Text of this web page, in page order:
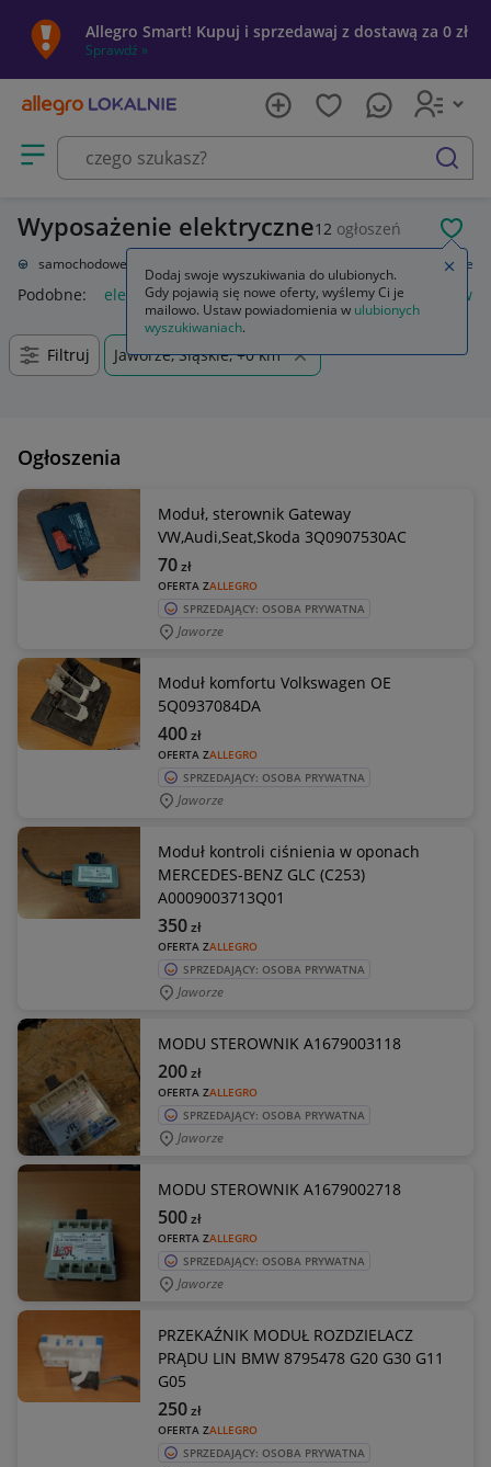
Allegro Smart! Kupuj i sprzedawaj z dostawą za 0 zł
Sprawdź »
Otwórz menu z kategoriami
szukaj
Wyposażenie elektryczne12 ogłoszeń
samochodowe Wyposażenie elektryczne
Podobne: elektryczne i elektroniczne wyposażenie pojazdów
Filtruj Jaworze, Śląskie, +0 km
Ogłoszenia
Moduł, sterownik Gateway
VW,Audi,Seat,Skoda 3Q0907530AC
OFERTA ZALLEGRO
70zł
SPRZEDAJĄCY: OSOBA PRYWATNA
Jaworze
Moduł komfortu Volkswagen OE
5Q0937084DA
OFERTA ZALLEGRO
400zł
SPRZEDAJĄCY: OSOBA PRYWATNA
Jaworze
Moduł kontroli ciśnienia w oponach
MERCEDES-BENZ GLC (C253)
A0009003713Q01
OFERTA ZALLEGRO
350zł
SPRZEDAJĄCY: OSOBA PRYWATNA
Jaworze
MODU STEROWNIK A1679003118
OFERTA ZALLEGRO
200zł
SPRZEDAJĄCY: OSOBA PRYWATNA
Jaworze
MODU STEROWNIK A1679002718
OFERTA ZALLEGRO
500zł
SPRZEDAJĄCY: OSOBA PRYWATNA
Jaworze
PRZEKAŹNIK MODUŁ ROZDZIELACZ
PRĄDU LIN BMW 8795478 G20 G30 G11
G05
OFERTA ZALLEGRO
250zł
SPRZEDAJĄCY: OSOBA PRYWATNA
Dodaj swoje wyszukiwania do ulubionych.
Gdy pojawią się nowe oferty, wyślemy Ci je
mailowo. Ustaw powiadomienia w ulubionych
wyszukiwaniach.